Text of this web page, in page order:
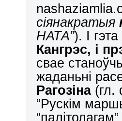
сіянакратыя
НАТА”). І
Кангрэс, і
свае
жаданьні
Рагозіна(гл.
“Рускім